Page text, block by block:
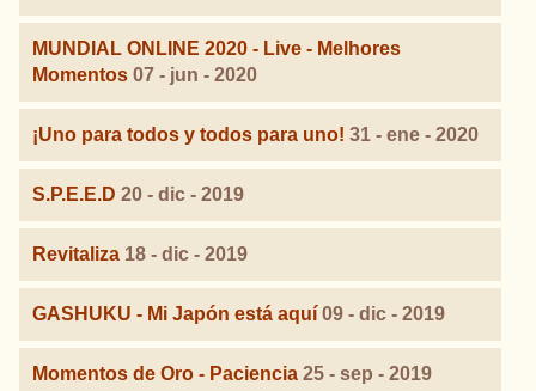
MUNDIAL ONLINE 2020 - Live - Melhores
Momentos 07 - jun - 2020
¡Uno para todos y todos para uno! 31 - ene - 2020
S.P.E.E.D 20 - dic - 2019
Revitaliza 18 - dic - 2019
GASHUKU - Mi Japón está aquí 09 - dic - 2019
Momentos de Oro - Paciencia 25 - sep - 2019